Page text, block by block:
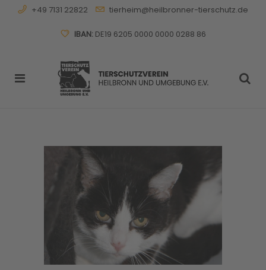
+49 7131 22822 tierheim@heilbronner-tierschutz.de
IBAN:DE19 6205 0000 0000 0288 86